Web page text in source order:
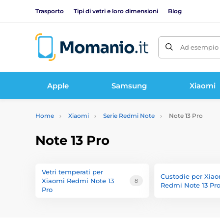
Trasporto Tipi di vetri e loro dimensioni Blog
Ad
Apple Samsung Xiaomi
Home Xiaomi Serie Redmi Note Note 13 Pro
Note 13 Pro
Vetri temperati per
Xiaomi Redmi Note 13
Pro
8
Custodie per
Redmi Note 13 Pro